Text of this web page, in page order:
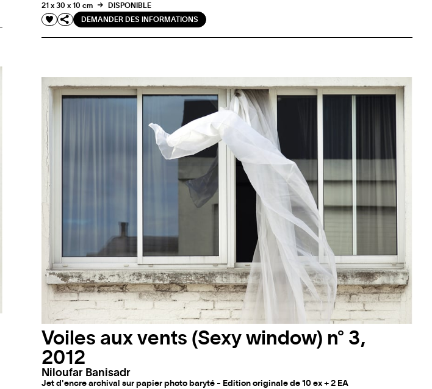
21 x 30 x 10 cm
DISPONIBLE
DEMANDER DES INFORMATIONS
Voiles aux vents (Sexy window) n° 3,
2012
Niloufar Banisadr
Jet d'encre archival sur papier photo baryté - Edition originale de 10 ex + 2 EA